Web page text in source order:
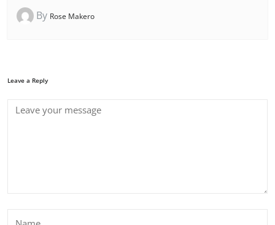
By Rose Makero
Leave a Reply